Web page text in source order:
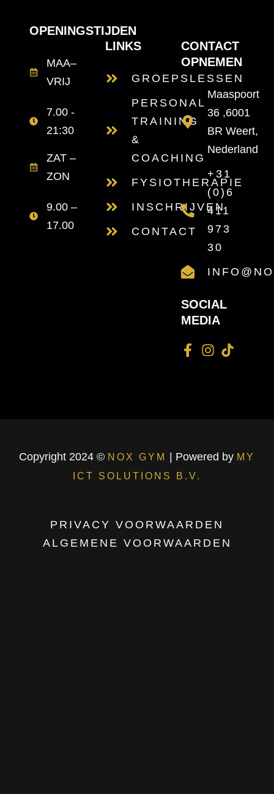
OPENINGSTIJDEN
MAA–
VRIJ
7.00 -
21:30
ZAT –
ZON
9.00 –
17.00
LINKS
GROEPSLESSEN
PERSONAL
TRAINING
&
COACHING
FYSIOTHERAPIE
INSCHRIJVEN
CONTACT
CONTACT
OPNEMEN
Maaspoort
36 ,6001
BR Weert,
Nederland
+31
(0)6
411
973
30
SOCIAL
MEDIA
Copyright 2024 © NOX GYM | Powered by MY
ICT SOLUTIONS B.V.
PRIVACY VOORWAARDEN
ALGEMENE VOORWAARDEN